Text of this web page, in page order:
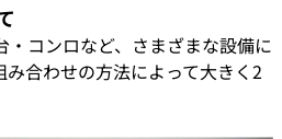
・コンロなど、さまざまな設備に
合わせの方法によって大きく2